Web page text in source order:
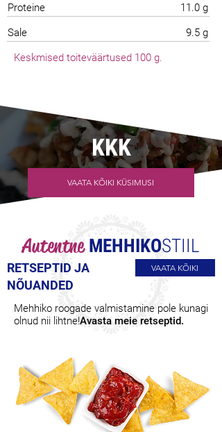
Proteine
11.0 g
Sale
9.5 g
Keskmised toiteväärtused 100 g.
KKK
VAATA KÕIKI KÜSIMUSI
AutentneMEHHIKOSTIIL
RETSEPTID JA
NÕUANDED
VAATA KÕIKI
Mehhiko roogade valmistamine pole kunagi
olnud nii lihtne!Avasta meie retseptid.